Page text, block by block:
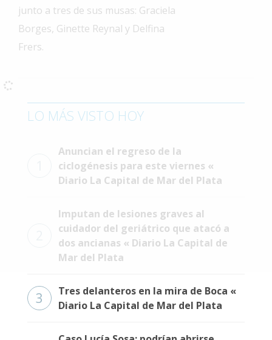
Interés
General
La
Arte
Clasificados
junto a tres de sus musas: Graciela
Borges, Ginette Reynal y Delfina
Frers.
LO MÁS VISTO HOY
Anuncian el regreso de la
ciclogénesis para este viernes «
Diario La Capital de Mar del Plata
Imputan de lesiones graves al
cuidador del geriátrico que atacó a
dos ancianas « Diario La Capital de
Mar del Plata
3
Tres delanteros en la mira de Boca «
Diario La Capital de Mar del Plata